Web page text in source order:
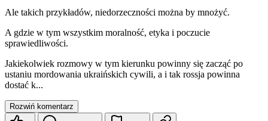
Ale takich przykładów, niedorzeczności można by mnożyć.
A gdzie w tym wszystkim moralność, etyka i poczucie
sprawiedliwości.
Jakiekolwiek rozmowy w tym kierunku powinny się zacząć po
ustaniu mordowania ukraińskich cywili, a i tak rossja powinna
dostać k...
Rozwiń komentarz